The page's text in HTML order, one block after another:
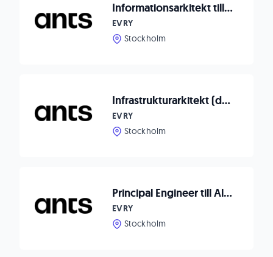
Informationsarkitekt till Teracom
EVRY
Stockholm
Infrastrukturarkitekt (datacenter) till Teracom
EVRY
Stockholm
Principal Engineer till Allica Bank
EVRY
Stockholm